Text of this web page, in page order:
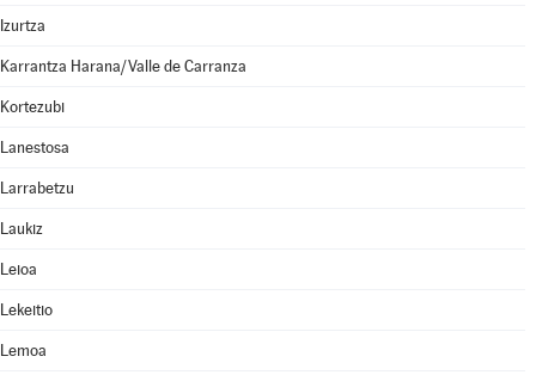
Izurtza
Karrantza Harana/Valle de Carranza
Kortezubi
Lanestosa
Larrabetzu
Laukiz
Leioa
Lekeitio
Lemoa